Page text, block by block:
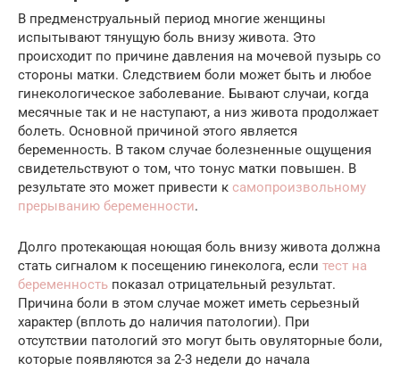
В предменструальный период многие женщины
испытывают тянущую боль внизу живота. Это
происходит по причине давления на мочевой пузырь со
стороны матки. Следствием боли может быть и любое
гинекологическое заболевание. Бывают случаи, когда
месячные так и не наступают, а низ живота продолжает
болеть. Основной причиной этого является
беременность. В таком случае болезненные ощущения
свидетельствуют о том, что тонус матки повышен. В
результате это может привести к самопроизвольному
прерыванию беременности.
Долго протекающая ноющая боль внизу живота должна
стать сигналом к посещению гинеколога, если тест на
беременность показал отрицательный результат.
Причина боли в этом случае может иметь серьезный
характер (вплоть до наличия патологии). При
отсутствии патологий это могут быть овуляторные боли,
которые появляются за 2-3 недели до начала